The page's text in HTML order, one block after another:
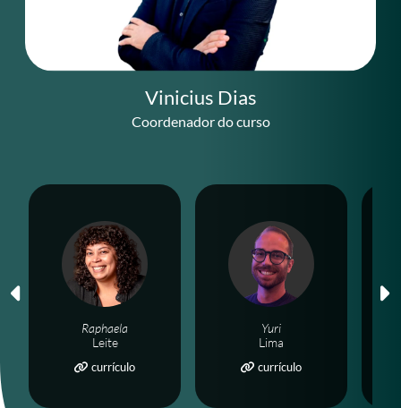
Vinicius Dias
Coordenador do curso
Raphaela
Leite
currículo
Yuri
Lima
currículo